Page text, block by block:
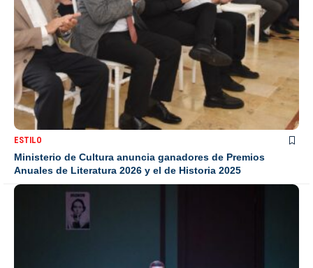
ESTILO
Ministerio de Cultura anuncia ganadores de Premios
Anuales de Literatura 2026 y el de Historia 2025